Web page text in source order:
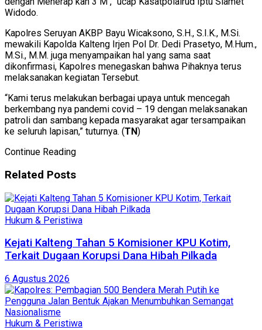
Widodo.
Kapolres Seruyan AKBP Bayu Wicaksono, S.H., S.I.K., M.Si.
mewakili Kapolda Kalteng Irjen Pol Dr. Dedi Prasetyo, M.Hum.,
M.Si., M.M. juga menyampaikan hal yang sama saat
dikonfirmasi, Kapolres menegaskan bahwa Pihaknya terus
melaksanakan kegiatan Tersebut.
“Kami terus melakukan berbagai upaya untuk mencegah
berkembang nya pandemi covid – 19 dengan melaksanakan
patroli dan sambang kepada masyarakat agar tersampaikan
ke seluruh lapisan,” tuturnya. (TN)
Continue Reading
Related Posts
Hukum & Peristiwa
Kejati Kalteng Tahan 5 Komisioner KPU Kotim,
Terkait Dugaan Korupsi Dana Hibah Pilkada
6 Agustus 2026
Hukum & Peristiwa